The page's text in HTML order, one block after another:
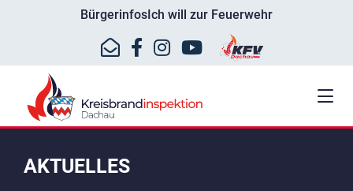
BürgerinfosIch will zur Feuerwehr
AKTUELLES